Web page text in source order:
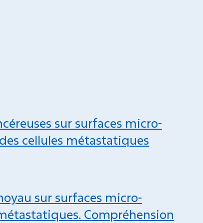
sur surfaces micro-
cellules métastatiques
sur surfaces micro-
Compréhension